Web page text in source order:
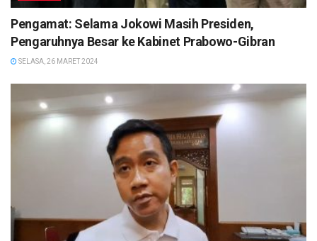
Pengamat: Selama Jokowi Masih Presiden,
Pengaruhnya Besar ke Kabinet Prabowo-Gibran
SELASA, 26 MARET 2024